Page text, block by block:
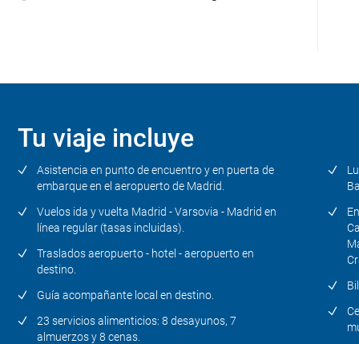
Tu viaje incluye
Asistencia en punto de encuentro y en puerta de
embarque en el aeropuerto de Madrid.
Vuelos ida y vuelta Madrid - Varsovia - Madrid en
línea regular (tasas incluidas).
Traslados aeropuerto - hotel - aeropuerto en
destino.
Guía acompañante local en destino.
23 servicios alimenticios: 8 desayunos, 7
almuerzos y 8 cenas.